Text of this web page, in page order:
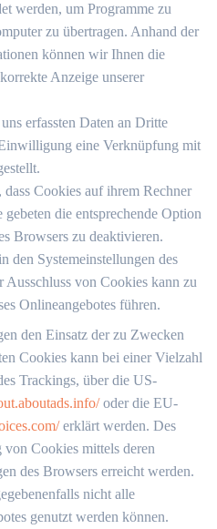
werden, um Programme zu
zu übertragen. Anhand der
können wir Ihnen die
Anzeige unserer
erfassten Daten an Dritte
eine Verknüpfung mit
Cookies auf ihrem Rechner
die entsprechende Option
Browsers zu deaktivieren.
den Systemeinstellungen des
von Cookies kann zu
Onlineangebotes führen.
den Einsatz der zu Zwecken
Cookies kann bei einer Vielzahl
Trackings, über die US-
oder die EU-
erklärt werden. Des
Cookies mittels deren
des Browsers erreicht werden.
nicht alle
genutzt werden können.